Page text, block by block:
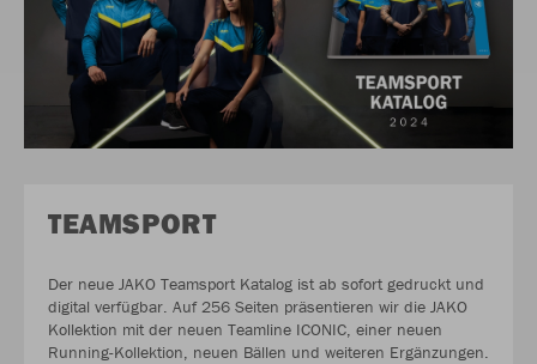
TEAMSPORT
Der neue JAKO Teamsport Katalog ist ab sofort gedruckt und
digital verfügbar. Auf 256 Seiten präsentieren wir die JAKO
Kollektion mit der neuen Teamline ICONIC, einer neuen
Running-Kollektion, neuen Bällen und weiteren Ergänzungen.